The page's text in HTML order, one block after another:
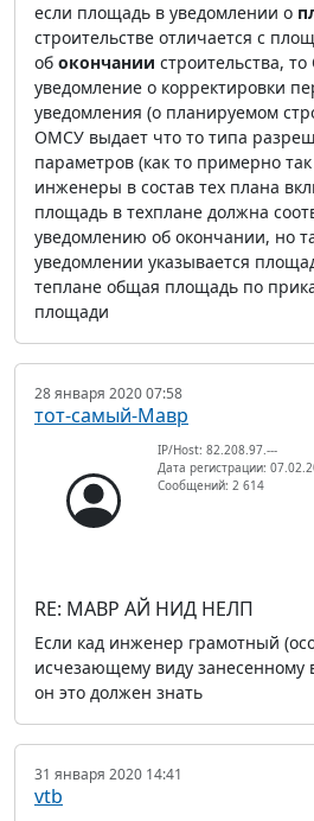
если площадь в уведомлении о
строительстве отличается с
об окончании строительства,
уведомление о корректировки
уведомления (о планируемом
ОМСУ выдает что то типа
параметров (как то примерно так
инженеры в состав тех плана
площадь в техплане должна
уведомлению об окончании, но
уведомлении указывается
теплане общая площадь по
площади
28 января 2020 07:58
тот-самый-Мавр
IP/Host: 82.208.97.---
Дата регистрации:
Сообщений: 2 614
RE: МАВР АЙ НИД НЕЛП
Если кад инженер грамотный
исчезающему виду занесенному
он это должен знать
31 января 2020 14:41
vtb